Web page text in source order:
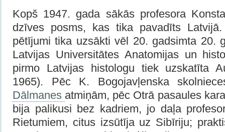
Kopš 1947. gada sākās profesora
dzīves posms, kas tika pavadīts
pētījumi tika uzsākti vēl 20. gadsimta 20.
Latvijas Universitātes Anatomijas un
pirmo Latvijas histologu tiek uzskatīta
1965). Pēc K. Bogojavļenska
Dālmanes atmiņām, pēc Otrā pasaules
bija palikusi bez kadriem, jo daļa
Rietumiem, citus izsūtīja uz Sibīriju;